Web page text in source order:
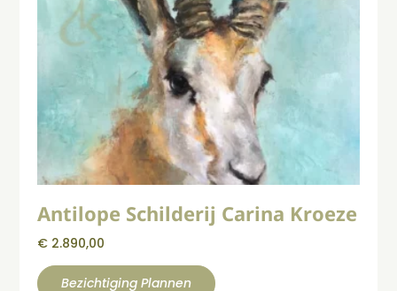
Antilope Schilderij Carina Kroeze
€ 2.890,00
Bezichtiging Plannen